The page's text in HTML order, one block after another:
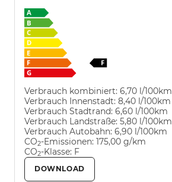
Verbrauch kombiniert: 6,70 l/100km
Verbrauch Innenstadt: 8,40 l/100km
Verbrauch Stadtrand: 6,60 l/100km
Verbrauch Landstraße: 5,80 l/100km
Verbrauch Autobahn: 6,90 l/100km
CO2-Emissionen: 175,00 g/km
CO2-Klasse: F
DOWNLOAD